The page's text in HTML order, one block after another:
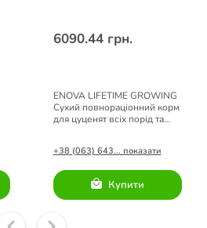
6090.44 грн.
ENOVA LIFETIME GROWING
Сухий повнораціонний корм
для цуценят всіх порід та
+38 (063) 643... показати
Купити